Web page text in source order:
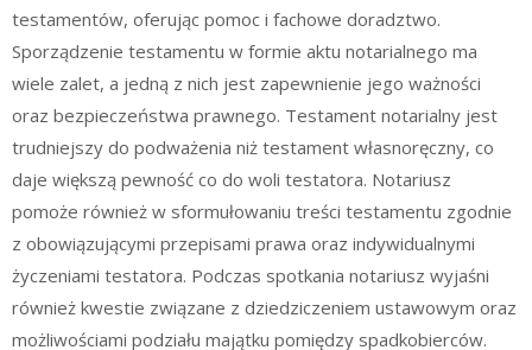
testamentów, oferując pomoc i fachowe doradztwo.
Sporządzenie testamentu w formie aktu notarialnego ma
wiele zalet, a jedną z nich jest zapewnienie jego ważności
oraz bezpieczeństwa prawnego. Testament notarialny jest
trudniejszy do podważenia niż testament własnoręczny, co
daje większą pewność co do woli testatora. Notariusz
pomoże również w sformułowaniu treści testamentu zgodnie
z obowiązującymi przepisami prawa oraz indywidualnymi
życzeniami testatora. Podczas spotkania notariusz wyjaśni
również kwestie związane z dziedziczeniem ustawowym oraz
możliwościami podziału majątku pomiędzy spadkobierców.